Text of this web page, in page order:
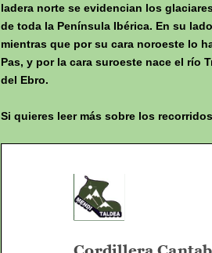
ladera norte se evidencian los
de toda la Península Ibérica. En su
mientras que por su cara noroeste lo
Pas, y por la cara suroeste nace el río
del Ebro.
Si quieres leer más sobre los